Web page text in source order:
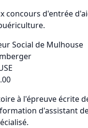
concours d'entrée
Social de Mulhouse
à l'épreuve écrite
d'assistant